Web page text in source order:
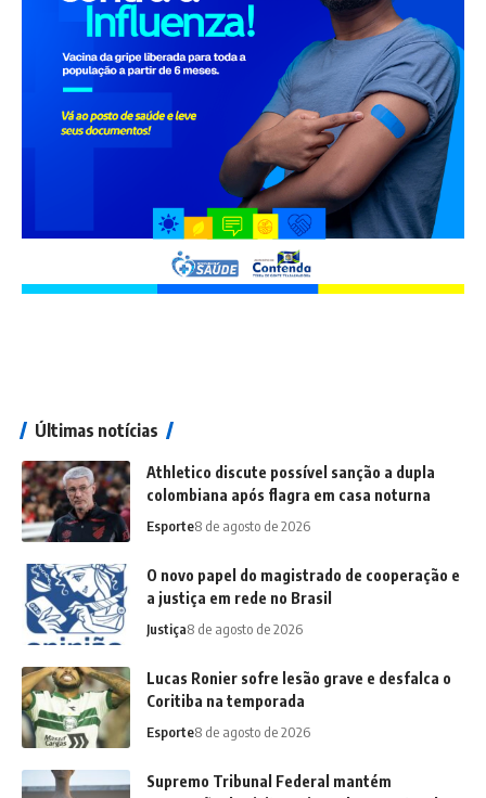
Últimas notícias
Athletico discute possível sanção a dupla
colombiana após flagra em casa noturna
Esporte8 de agosto de 2026
O novo papel do magistrado de cooperação e
a justiça em rede no Brasil
Justiça8 de agosto de 2026
Lucas Ronier sofre lesão grave e desfalca o
Coritiba na temporada
Esporte8 de agosto de 2026
Supremo Tribunal Federal mantém